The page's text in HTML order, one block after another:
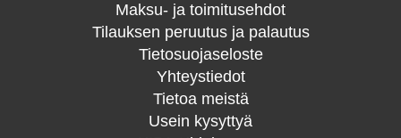
Maksu- ja toimitusehdot
Tilauksen peruutus ja palautus
Tietosuojaseloste
Yhteystiedot
Tietoa meistä
Usein kysyttyä